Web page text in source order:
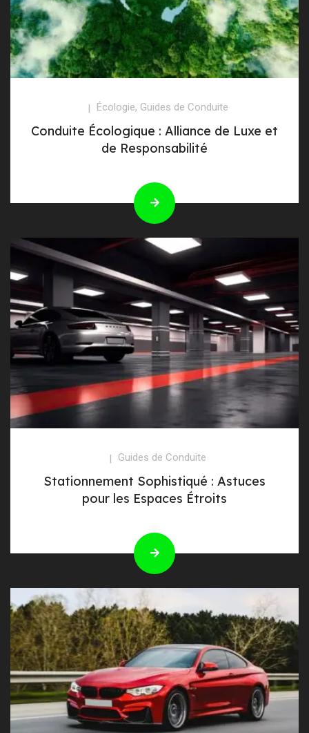
Écologie, Guides de Conduite
Conduite Écologique : Alliance de Luxe et
de Responsabilité
Guides de Conduite
Stationnement Sophistiqué : Astuces
pour les Espaces Étroits